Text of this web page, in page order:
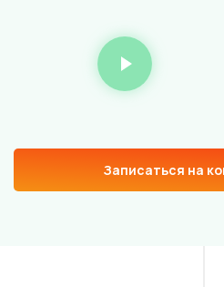
Записаться на